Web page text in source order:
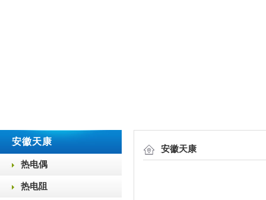
安徽天康
热电偶
热电阻
安徽天康